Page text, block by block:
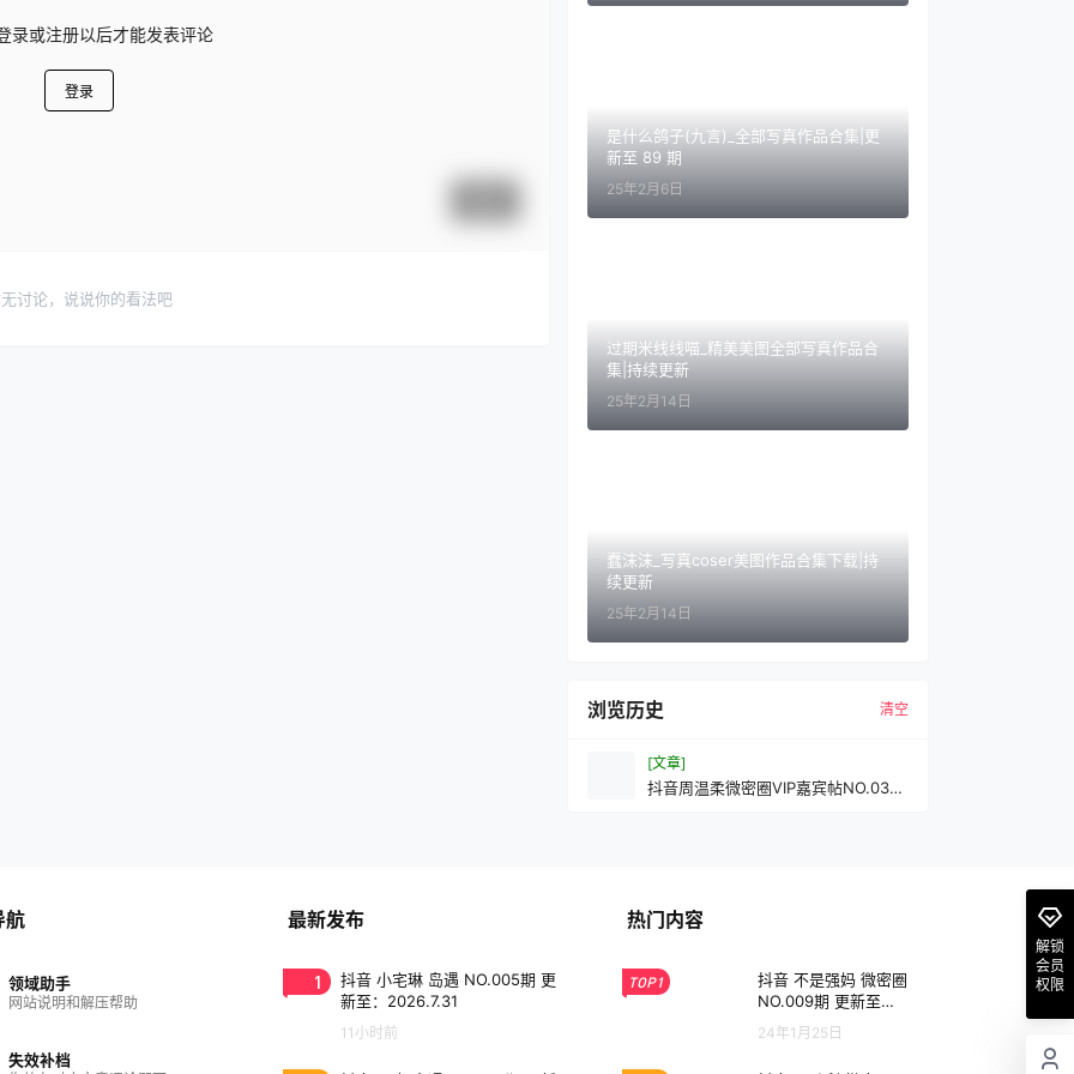
录或注册以后才能发表评论
登录
讨论，说说你的看法吧
是什么鸽子(九言)_全部写真作品合集|更
新至 89 期
25年2月6日
过期米线线喵_精美美图全部写真作品合
集|持续更新
25年2月14日
蠢沫沫_写真coser美图作品合集下载|持
续更新
25年2月14日
浏览历史 清空
[文章]
抖音周温柔微密圈VIP嘉宾帖NO.038
解锁
会员
权限
航
领域助手
网站说明和解压帮助
失效补档
最新发布
1
抖音 小宅琳 岛遇 NO.005期 更
新至：2026.7.31
11小时前
热门内容
TOP1
抖音 不是强妈 微密圈
NO.009期 更新至：2
024.1.25
24年1月25日